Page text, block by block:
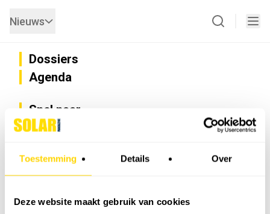
Toestemming Details Over
Deze website maakt gebruik van cookies
Nieuws
Dossiers
Agenda
Snel naar
Privacy
Nieuwsbrief
Vacatures